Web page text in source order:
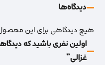
دیدگاه‌‌ها
هیچ دیدگاهی برای این
غزالی”